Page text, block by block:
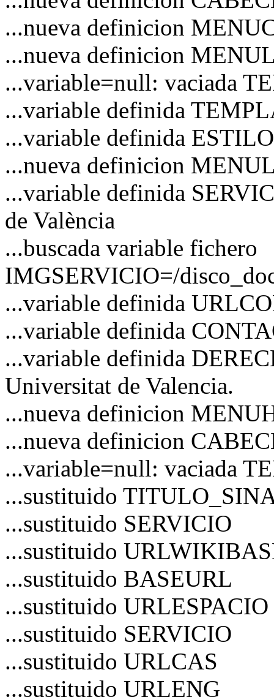
...nueva definicion
...nueva definicion
...variable=null: vaciada
...variable definida
...variable definida
...nueva definicion
...variable definida
de València
...buscada variable fichero
IMGSERVICIO=/
...variable definida
...variable definida
...variable definida
Universitat de Valencia.
...nueva definicion
...nueva definicion
...variable=null: vaciada
...sustituido
...sustituido SERVICIO
...sustituido
...sustituido BASEURL
...sustituido URLESPACIO
...sustituido SERVICIO
...sustituido URLCAS
...sustituido URLENG